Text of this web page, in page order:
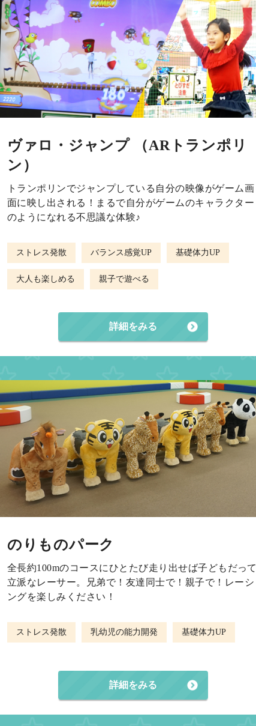
ヴァロ・ジャンプ （ARトランポリ
ン）
トランポリンでジャンプしている自分の映像がゲーム画
面に映し出される！まるで自分がゲームのキャラクター
のようになれる不思議な体験♪
ストレス発散 バランス感覚UP 基礎体力UP
大人も楽しめる 親子で遊べる
詳細をみる
のりものパーク
全長約100mのコースにひとたび走り出せば子どもだって
立派なレーサー。兄弟で！友達同士で！親子で！レーシ
ングを楽しみください！
ストレス発散 乳幼児の能力開発 基礎体力UP
詳細をみる